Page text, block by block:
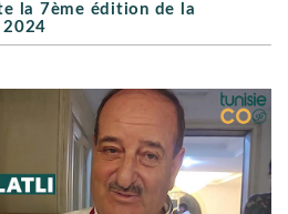
la 7ème édition de la
2024